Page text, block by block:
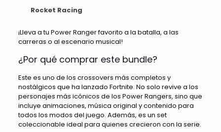
Rocket Racing
¡Lleva a tu Power Ranger favorito a la batalla, a las
carreras o al escenario musical!
¿Por qué comprar este bundle?
Este es uno de los crossovers más completos y
nostálgicos que ha lanzado Fortnite. No solo revive a los
personajes más icónicos de los Power Rangers, sino que
incluye animaciones, música original y contenido para
todos los modos del juego. Además, es un set
coleccionable ideal para quienes crecieron con la serie.